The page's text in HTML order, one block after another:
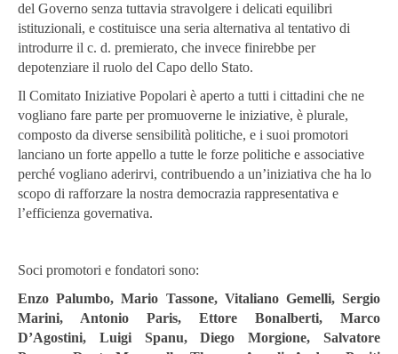
del Governo senza tuttavia stravolgere i delicati equilibri
istituzionali, e costituisce una seria alternativa al tentativo di
introdurre il c. d. premierato, che invece finirebbe per
depotenziare il ruolo del Capo dello Stato.
Il Comitato Iniziative Popolari è aperto a tutti i cittadini che ne
vogliano fare parte per promuoverne le iniziative, è plurale,
composto da diverse sensibilità politiche, e i suoi promotori
lanciano un forte appello a tutte le forze politiche e associative
perché vogliano aderirvi, contribuendo a un’iniziativa che ha lo
scopo di rafforzare la nostra democrazia rappresentativa e
l’efficienza governativa.
Soci promotori e fondatori sono:
Enzo Palumbo, Mario Tassone, Vitaliano Gemelli, Sergio
Marini, Antonio Paris, Ettore Bonalberti, Marco
D’Agostini, Luigi Spanu, Diego Morgione, Salvatore